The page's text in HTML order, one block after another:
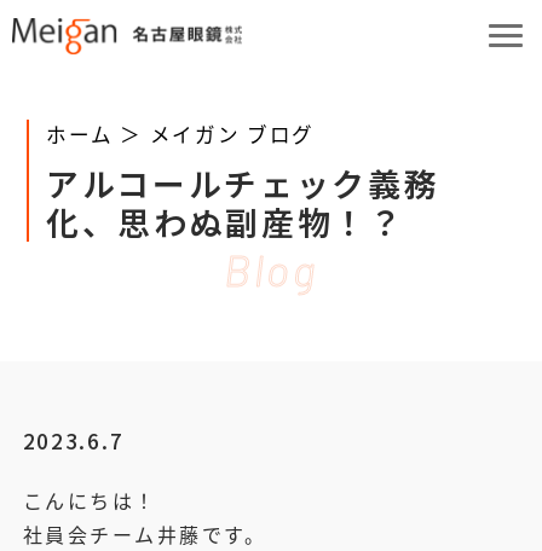
Blog
ホーム ＞ メイガン ブログ
アルコールチェック義務
化、思わぬ副産物！？
2023.6.7
こんにちは！
社員会チーム井藤です。